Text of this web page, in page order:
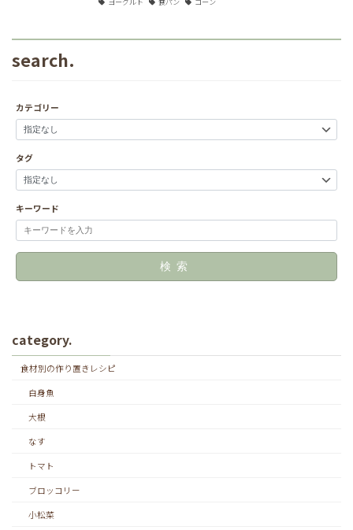
search.
カテゴリー
タグ
キーワード
検索
category.
食材別の作り置きレシピ
白身魚
大根
なす
トマト
ブロッコリー
小松菜